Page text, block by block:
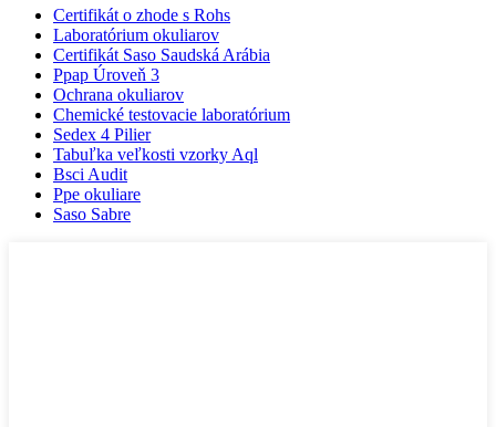
Certifikát o zhode s Rohs
Laboratórium okuliarov
Certifikát Saso Saudská Arábia
Ppap Úroveň 3
Ochrana okuliarov
Chemické testovacie laboratórium
Sedex 4 Pilier
Tabuľka veľkosti vzorky Aql
Bsci Audit
Ppe okuliare
Saso Sabre